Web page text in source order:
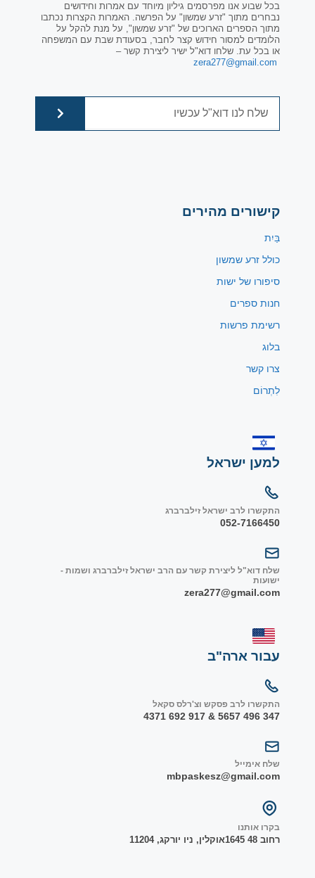
בכל שבוע אנו מפרסמים גיליון מיוחד עם אמרות וחידושים
נבחרים מתוך "זרע שמשון" על הפרשה. האמרות הקצרות נכתבו
מתוך הספרים הארוכים של "זרע שמשון", על מנת להקל על
הלומדים למסור חידוש קצר לחבר, בסעודת שבת עם המשפחה
או בכל עת. שלחו דוא"ל ישיר ליצירת קשר –
zera277@gmail.com
קישורים מהירים
בַּיִת
כולל זרע שמשון
סיפורו של ישות
חנות ספרים
רשימת פרשות
בלוג
צרו קשר
לִתְרוֹם
למען ישראל
התקשרו לרב ישראל זילברברג
052-7166450
שלח דוא"ל ליצירת קשר עם הרב ישראל זילברברג ושמות -
ישועות
zera277@gmail.com
עבור ארה"ב
התקשרו לרב פסקש וצ'רלס סקאל
347 496 5657 & 917 692 4371
שלח אימייל
mbpaskesz@gmail.com
בקרו אותנו
רחוב 48 1645 אוקלין, ניו יורקג, 11204